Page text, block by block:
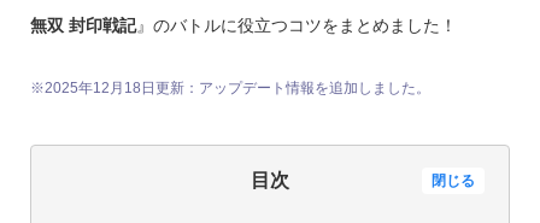
無双 封印戦記』のバトルに役立つコツをまとめました！
※2025年12月18日更新：アップデート情報を追加しました。
目次 閉じる